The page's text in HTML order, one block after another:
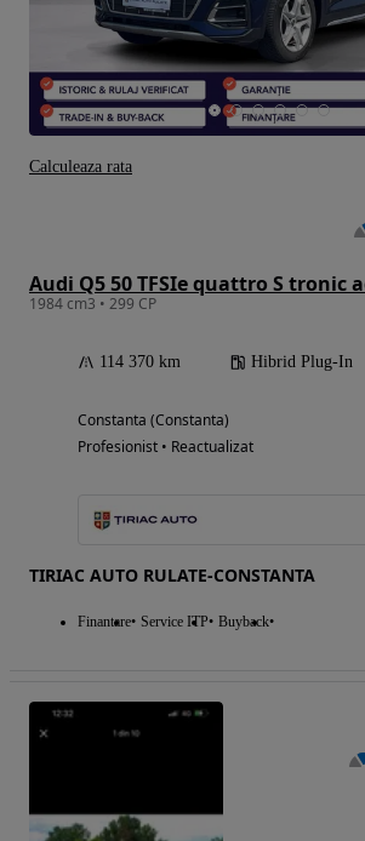
Audi Q5 50 TFSIe quattro S tronic
1984 cm3 • 299 CP
114 370 km Hibrid Plug-In
Constanta (Constanta)
Profesionist • Reactualizat
TIRIAC AUTO RULATE-CONSTANTA
Finantare Service ITP Buyback
Calculeaza rata